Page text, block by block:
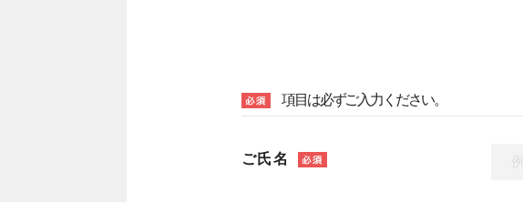
項目は必ずご入力ください。
ご氏名